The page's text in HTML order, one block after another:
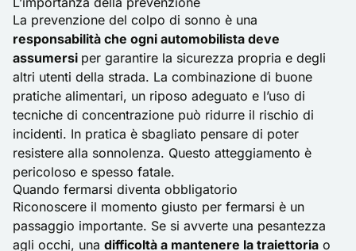
La prevenzione del colpo di sonno è una
responsabilità che ogni automobilista deve
assumersi per garantire la sicurezza propria e degli
altri utenti della strada. La combinazione di buone
pratiche alimentari, un riposo adeguato e l’uso di
tecniche di concentrazione può ridurre il rischio di
incidenti. In pratica è sbagliato pensare di poter
resistere alla sonnolenza. Questo atteggiamento è
pericoloso e spesso fatale.
Quando fermarsi diventa obbligatorio
Riconoscere il momento giusto per fermarsi è un
passaggio importante. Se si avverte una pesantezza
agli occhi, una difficoltà a mantenere la traiettoria o